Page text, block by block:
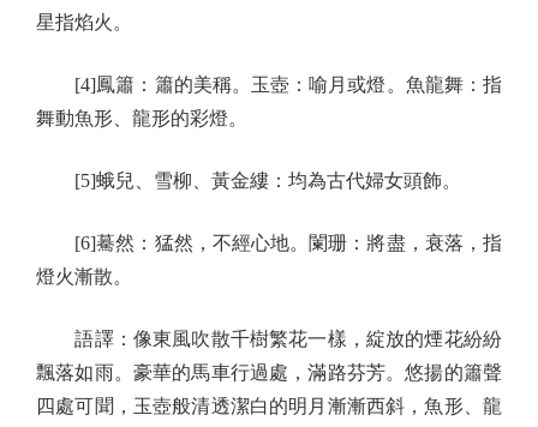
星指焰火。
[4]鳳簫：簫的美稱。玉壺：喻月或燈。魚龍舞：指
舞動魚形、龍形的彩燈。
[5]蛾兒、雪柳、黃金縷：均為古代婦女頭飾。
[6]驀然：猛然，不經心地。闌珊：將盡，衰落，指
燈火漸散。
語譯：像東風吹散千樹繁花一樣，綻放的煙花紛紛
飄落如雨。豪華的馬車行過處，滿路芬芳。悠揚的簫聲
四處可聞，玉壺般清透潔白的明月漸漸西斜，魚形、龍